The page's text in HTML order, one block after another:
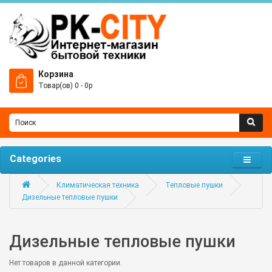
Корзина
Товар(ов) 0 - 0р
Categories
Климатическая техника
Тепловые пушки
Дизельные тепловые пушки
Дизельные тепловые пушки
Нет товаров в данной категории.